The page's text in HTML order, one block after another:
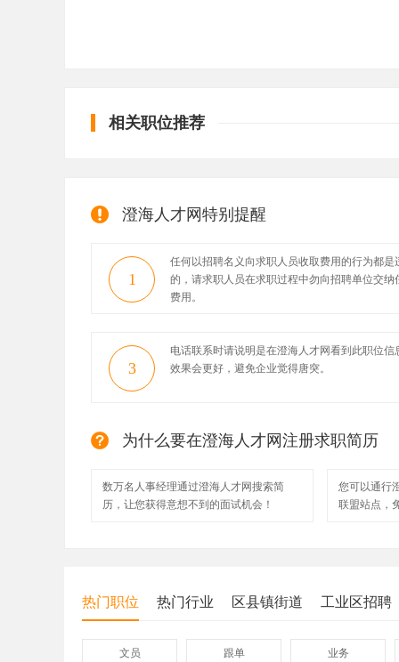
相关职位推荐
澄海人才网特别提醒
1
任何以招聘名义向求职人员收取费用的行为都是
的，请求职人员在求职过程中勿向招聘单位交纳
费用。
3
电话联系时请说明是在澄海人才网看到此职位信
效果会更好，避免企业觉得唐突。
为什么要在澄海人才网注册求职简历
数万名人事经理通过澄海人才网搜索简
历，让您获得意想不到的面试机会！
您可以通行
联盟站点，
热门职位 热门行业 区县镇街道 工业区招聘
文员 跟单 业务